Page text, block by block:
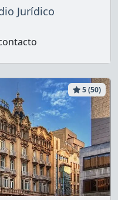
Jurídico
5 (50)